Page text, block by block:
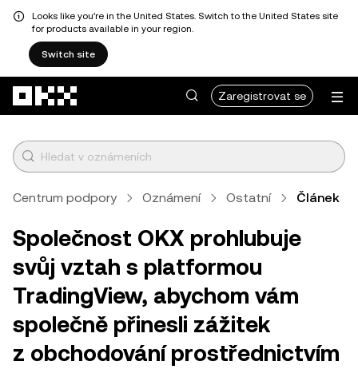
Looks like you're in the United States. Switch to the United States site
for products available in your region.
Switch site
Zaregistrovat se
Centrum podpory Oznámení Ostatní Článek
Společnost OKX prohlubuje
svůj vztah s platformou
TradingView, abychom vám
společně přinesli zážitek
z obchodování prostřednictvím